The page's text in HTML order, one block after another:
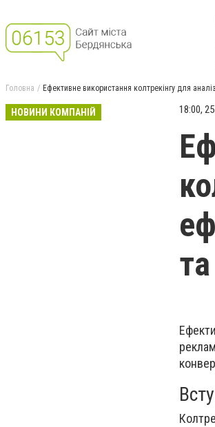
Головна Ефективне використання колтрекінгу для
НОВИНИ КОМПАНІЙ 18:00,